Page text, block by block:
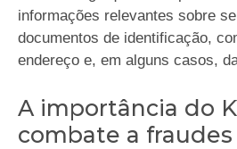
informações relevantes sobre
documentos de identificação,
endereço e, em alguns casos,
A importância do
combate a fraudes